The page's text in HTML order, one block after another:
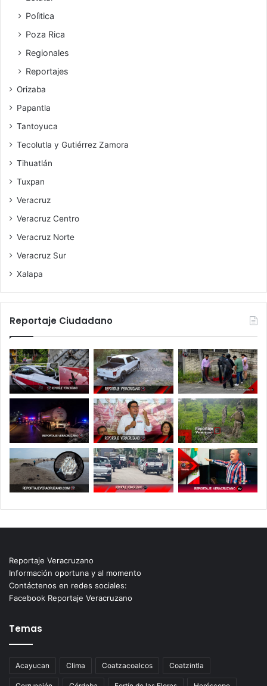
Polìtica
Poza Rica
Regionales
Reportajes
Orizaba
Papantla
Tantoyuca
Tecolutla y Gutiérrez Zamora
Tihuatlán
Tuxpan
Veracruz
Veracruz Centro
Veracruz Norte
Veracruz Sur
Xalapa
Reportaje Ciudadano
Reportaje Veracruzano
Información oportuna y al momento
Contáctenos en redes sociales:
Facebook Reportaje Veracruzano
Temas
Acayucan Clima Coatzacoalcos Coatzintla